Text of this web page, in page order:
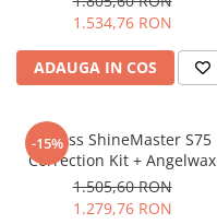
Piele
Tratamente şi Întreţinere
Plastice
Piele
Odorizante
1.534,76 RON
ADAUGA IN COS
-15%
Krauss ShineMaster S75
Correction Kit + Angelwax
Compounds 3x 500ml
1.505,60 RON
1.279,76 RON